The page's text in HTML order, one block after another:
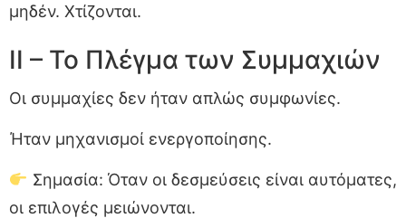
μηδέν. Χτίζονται.
II – Το Πλέγμα των Συμμαχιών
Οι συμμαχίες δεν ήταν απλώς συμφωνίες.
Ήταν μηχανισμοί ενεργοποίησης.
Σημασία: Όταν οι δεσμεύσεις είναι αυτόματες,
οι επιλογές μειώνονται.